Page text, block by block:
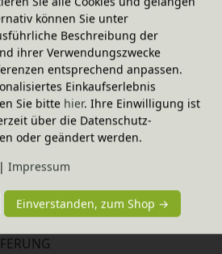
€
In verschiedenen
Varianten
Set
können Sie unter
Beschreibung der
ihrer Verwendungszwecke
entsprechend anpassen.
Einkaufserlebnis
Sie bitte hier. Ihre Einwilligung ist
über die Datenschutz-
oder geändert werden.
| Impressum
Einverstanden, zum Shop →